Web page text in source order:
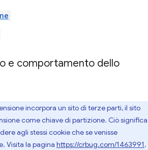
e comportamento dello
incorpora un sito di terze parti, il sito
come chiave di partizione. Ciò significa
agli stessi cookie che se venisse
Visita la pagina https://crbug.com/1463991.